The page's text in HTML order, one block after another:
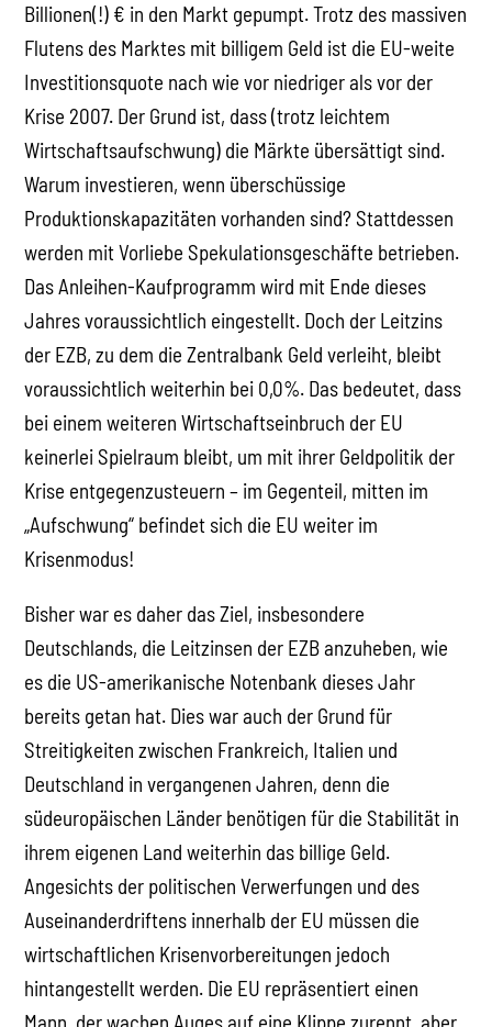
Billionen(!) € in den Markt gepumpt. Trotz des massiven
Flutens des Marktes mit billigem Geld ist die EU-weite
Investitionsquote nach wie vor niedriger als vor der
Krise 2007. Der Grund ist, dass (trotz leichtem
Wirtschaftsaufschwung) die Märkte übersättigt sind.
Warum investieren, wenn überschüssige
Produktionskapazitäten vorhanden sind? Stattdessen
werden mit Vorliebe Spekulationsgeschäfte betrieben.
Das Anleihen-Kaufprogramm wird mit Ende dieses
Jahres voraussichtlich eingestellt. Doch der Leitzins
der EZB, zu dem die Zentralbank Geld verleiht, bleibt
voraussichtlich weiterhin bei 0,0%. Das bedeutet, dass
bei einem weiteren Wirtschaftseinbruch der EU
keinerlei Spielraum bleibt, um mit ihrer Geldpolitik der
Krise entgegenzusteuern – im Gegenteil, mitten im
„Aufschwung“ befindet sich die EU weiter im
Krisenmodus!
Bisher war es daher das Ziel, insbesondere
Deutschlands, die Leitzinsen der EZB anzuheben, wie
es die US-amerikanische Notenbank dieses Jahr
bereits getan hat. Dies war auch der Grund für
Streitigkeiten zwischen Frankreich, Italien und
Deutschland in vergangenen Jahren, denn die
südeuropäischen Länder benötigen für die Stabilität in
ihrem eigenen Land weiterhin das billige Geld.
Angesichts der politischen Verwerfungen und des
Auseinanderdriftens innerhalb der EU müssen die
wirtschaftlichen Krisenvorbereitungen jedoch
hintangestellt werden. Die EU repräsentiert einen